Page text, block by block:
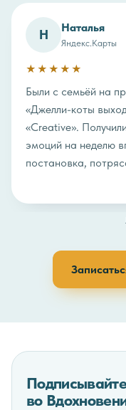
Н Наталья
Яндекс.Карты
★★★★★
Были с семьёй на
«Джелли-коты
«Creative».
эмоций на неделю
постановка,
во